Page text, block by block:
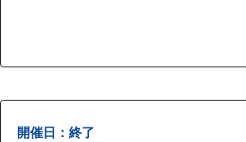
療・運動機能評価・循環生理解析など、幅広
開催日：終了